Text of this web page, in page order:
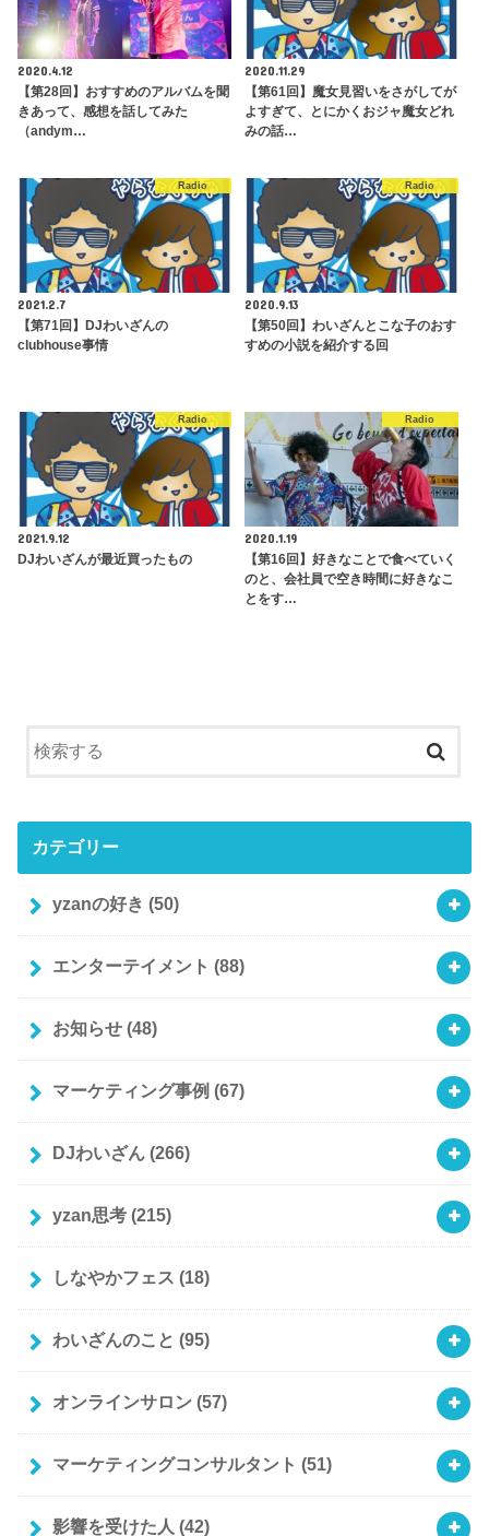
2020.4.12
【第28回】おすすめのアルバムを聞
きあって、感想を話してみた
（andym…
2020.11.29
【第61回】魔女見習いをさがしてが
よすぎて、とにかくおジャ魔女どれ
みの話…
Radio
2021.2.7
【第71回】DJわいざんの
clubhouse事情
Radio
2020.9.13
【第50回】わいざんとこな子のおす
すめの小説を紹介する回
Radio
2021.9.12
DJわいざんが最近買ったもの
Radio
2020.1.19
【第16回】好きなことで食べていく
のと、会社員で空き時間に好きなこ
とをす…
カテゴリー
yzanの好き (50)
エンターテイメント (88)
お知らせ (48)
マーケティング事例 (67)
DJわいざん (266)
yzan思考 (215)
しなやかフェス (18)
わいざんのこと (95)
オンラインサロン (57)
マーケティングコンサルタント (51)
影響を受けた人 (42)